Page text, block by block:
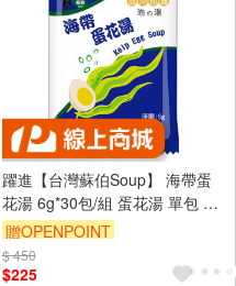
躍進【台灣蘇伯Soup】 海帶蛋
花湯 6g*30包/組 蛋花湯 單包 3
秒快沖 即沖即食 速食湯 沖泡湯
品 蘇伯 湯塊 非素食
贈OPENPOINT
$ 450
$225